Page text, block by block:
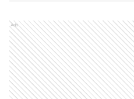
Ads